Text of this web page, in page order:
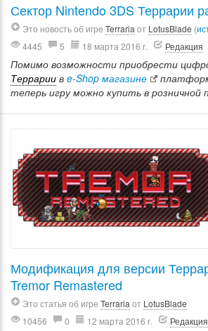
Сектор Nintendo 3DS Террарии
Это новость об игре Terraria от LotusBlade (
4445
5 18 марта 2016 г. Редакция
Помимо возможности приобрести
Террарии в e-Shop магазине
теперь игру можно купить в розничной
Модификация для версии
Tremor Remastered
Это статья об игре Terraria от LotusBlade
10456
0 12 марта 2016 г. Редакция